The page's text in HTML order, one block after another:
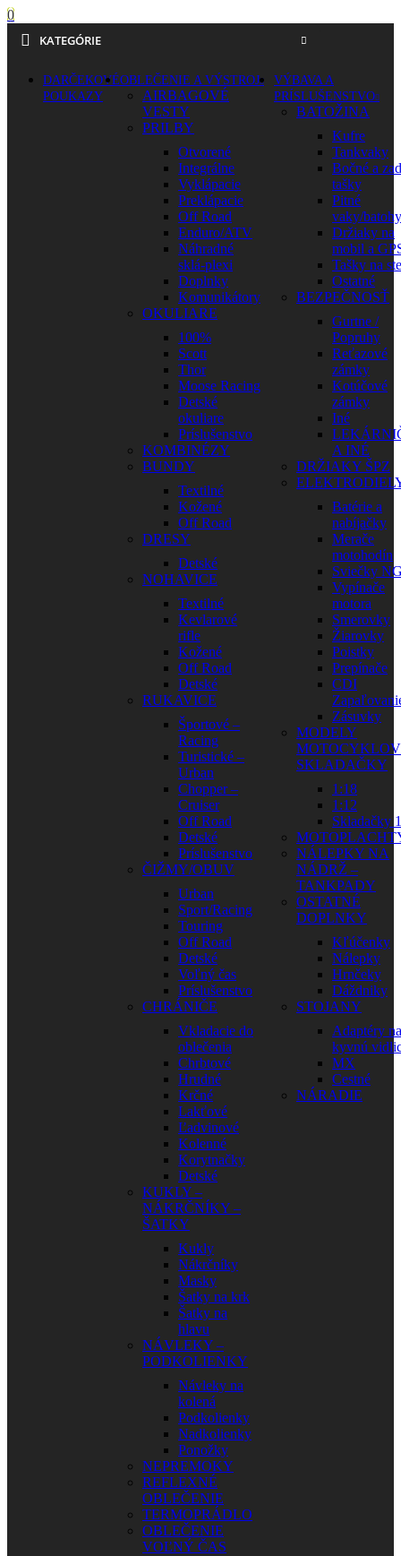
0
KATEGÓRIE
DARČEKOVÉ
POUKAZY
OBLEČENIE A VÝSTROJ
AIRBAGOVÉ
VESTY
PRILBY
Otvorené
Integrálne
Vyklápacie
Preklápacie
Off Road
Enduro/ATV
Náhradné
sklá-plexi
Doplnky
Komunikátory
OKULIARE
100%
Scott
Thor
Moose Racing
Detské
okuliare
Príslušenstvo
KOMBINÉZY
BUNDY
Textilné
Kožené
Off Road
DRESY
Detské
NOHAVICE
Textilné
Kevlarové
rifle
Kožené
Off Road
Detské
RUKAVICE
Športové –
Racing
Turistické –
Urban
Chopper –
Cruiser
Off Road
Detské
Príslušenstvo
ČIŽMY/OBUV
Urban
Sport/Racing
Touring
Off Road
Detské
Voľný čas
Príslušenstvo
CHRÁNIČE
Vkladacie do
oblečenia
Chrbtové
Hrudné
Krčné
Lakťové
Ľadvinové
Kolenné
Korytnačky
Detské
KUKLY –
NÁKRČNÍKY –
ŠATKY
Kukly
Nákrčníky
Masky
Šatky na krk
Šatky na
hlavu
NÁVLEKY –
PODKOLIENKY
Návleky na
kolená
Podkolienky
Nadkolienky
Ponožky
NEPREMOKY
REFLEXNÉ
OBLEČENIE
TERMOPRÁDLO
OBLEČENIE
VOĽNÝ ČAS
VÝBAVA A
PRÍSLUŠENSTVO
BATOŽINA
Kufre
Tankvaky
Bočné a
tašky
Pitné
vaky/batohy
Držiaky na
mobil a
Tašky na
Ostatné
BEZPEČNOSŤ
Gurtne /
Popruhy
Reťazové
zámky
Kotúčové
zámky
Iné
A INÉ
DRŽIAKY ŠPZ
Batérie a
nabíjačky
Merače
motohodín
Sviečky
Vypínače
motora
Smerovky
Žiarovky
Poistky
Prepínače
CDI
Zásuvky
MODELY
SKLADAČKY
1:18
1:12
Skladačky
NÁLEPKY NA
NÁDRŽ –
TANKPADY
OSTATNÉ
DOPLNKY
Kľúčenky
Nálepky
Hrnčeky
Dáždniky
STOJANY
Adaptéry na
kyvnú
MX
Cestné
NÁRADIE